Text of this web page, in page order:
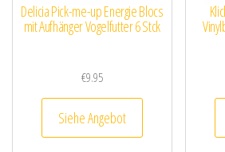
Delicia Pick-me-up Energie Blocs
mit Aufhänger Vogelfutter 6 Stck
€9.95
Siehe Angebot